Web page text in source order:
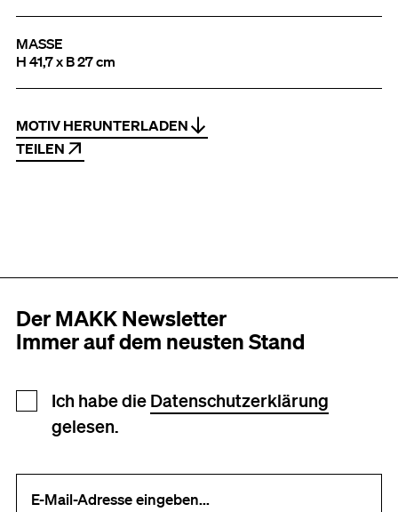
MASSE
H 41,7 x B 27 cm
MOTIV HERUNTERLADEN
TEILEN
Der MAKK Newsletter
Immer auf dem neusten Stand
Newsletter Anmeldung
Ich habe die Datenschutzerklärung
gelesen.